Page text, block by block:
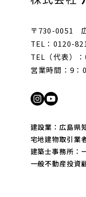
〒730-0051
TEL：0120-
TEL（代表）
営業時間：9：
建設業：広島県
宅地建物取引業
建築士事務所：
一般不動産投資